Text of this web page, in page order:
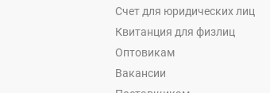
Счет для юридических лиц
Квитанция для физлиц
Оптовикам
Вакансии